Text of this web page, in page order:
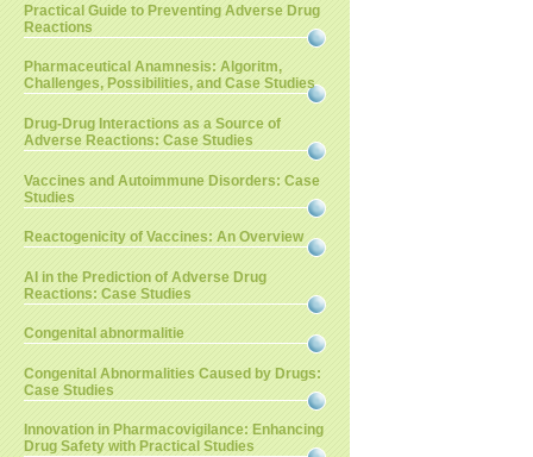
Practical Guide to Preventing Adverse Drug
Reactions
Pharmaceutical Anamnesis: Algoritm,
Challenges, Possibilities, and Case Studies
Drug-Drug Interactions as a Source of
Adverse Reactions: Case Studies
Vaccines and Autoimmune Disorders: Case
Studies
Reactogenicity of Vaccines: An Overview
AI in the Prediction of Adverse Drug
Reactions: Case Studies
Congenital abnormalitie
Congenital Abnormalities Caused by Drugs:
Case Studies
Innovation in Pharmacovigilance: Enhancing
Drug Safety with Practical Studies